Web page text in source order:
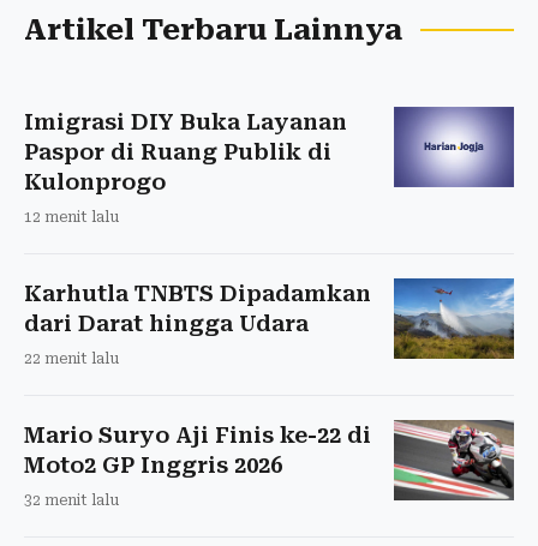
Artikel Terbaru Lainnya
Imigrasi DIY Buka Layanan
Paspor di Ruang Publik di
Kulonprogo
12 menit lalu
Karhutla TNBTS Dipadamkan
dari Darat hingga Udara
22 menit lalu
Mario Suryo Aji Finis ke-22 di
Moto2 GP Inggris 2026
32 menit lalu